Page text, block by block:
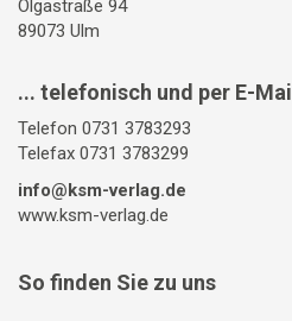
Olgastraße 94
89073 Ulm
... telefonisch und per E-Mail
Telefon 0731 3783293
Telefax 0731 3783299
info@ksm-verlag.de
www.ksm-verlag.de
So finden Sie zu uns